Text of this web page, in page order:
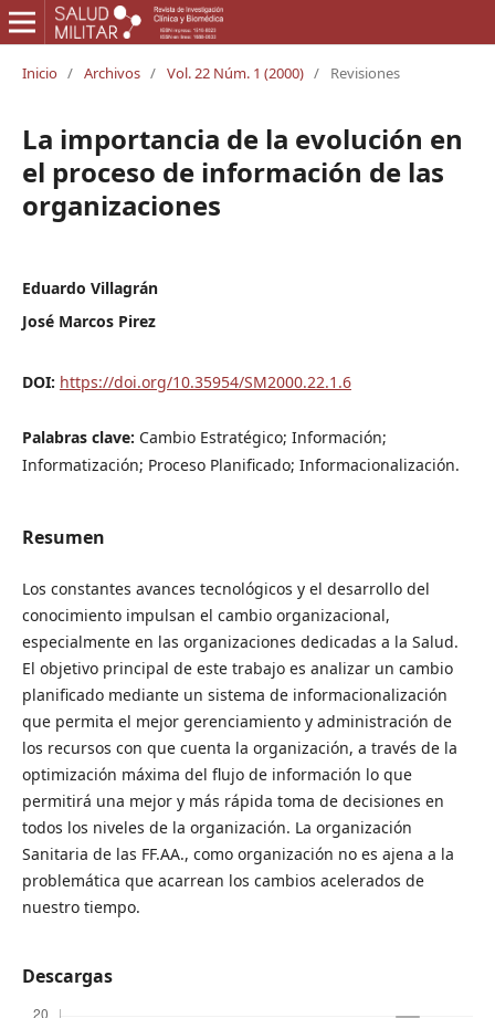
Inicio / Archivos / Vol. 22 Núm. 1 (2000) / Revisiones
La importancia de la evolución en
el proceso de información de las
organizaciones
Eduardo Villagrán
José Marcos Pirez
DOI: https://doi.org/10.35954/SM2000.22.1.6
Palabras clave: Cambio Estratégico; Información;
Informatización; Proceso Planificado; Informacionalización.
Resumen
Los constantes avances tecnológicos y el desarrollo del
conocimiento impulsan el cambio organizacional,
especialmente en las organizaciones dedicadas a la Salud.
El objetivo principal de este trabajo es analizar un cambio
planificado mediante un sistema de informacionalización
que permita el mejor gerenciamiento y administración de
los recursos con que cuenta la organización, a través de la
optimización máxima del flujo de información lo que
permitirá una mejor y más rápida toma de decisiones en
todos los niveles de la organización. La organización
Sanitaria de las FF.AA., como organización no es ajena a la
problemática que acarrean los cambios acelerados de
nuestro tiempo.
Descargas